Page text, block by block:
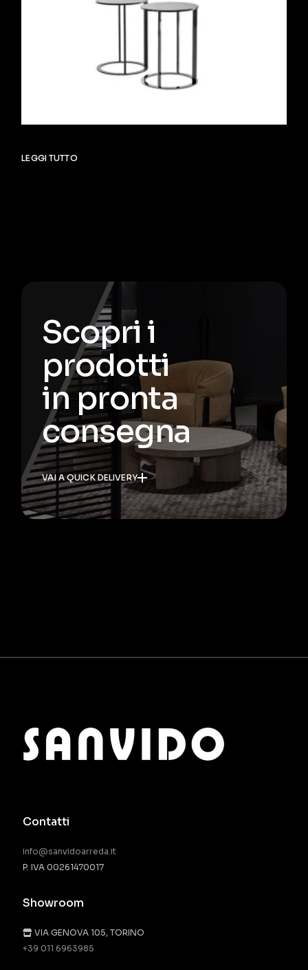
LEGGI TUTTO
Scopri i
prodotti
in pronta
consegna
VAI A QUICK DELIVERY
Contatti
info@sanvidoarreda.it
P. IVA 00261470017
Showroom
VIA GENOVA 105, TORINO
+39 011 6963985